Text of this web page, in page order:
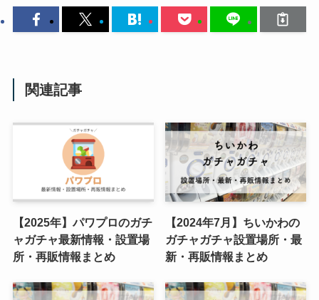
関連記事
【2025年】パワプロのガチ
ャガチャ最新情報・設置場
所・再販情報まとめ
【2024年7月】ちいかわの
ガチャガチャ設置場所・最
新・再販情報まとめ